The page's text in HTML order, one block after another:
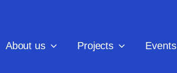
About us
Projects Events